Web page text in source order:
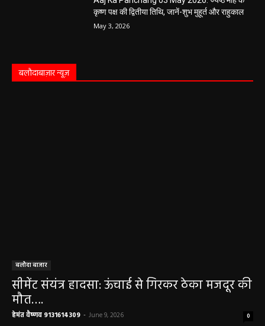
कृष्ण पक्ष की द्वितीया तिथि, जानें-शुभ मुहूर्त और राहुकाल
May 3, 2026
बलौदाबाज़ार न्यूज़
बलौदा बाजार
सीमेंट संयंत्र हादसा: ऊंचाई से गिरकर ठेका मजदूर की
मौत….
हेमंत वैष्णव 9131614309 - June 9, 2026 0